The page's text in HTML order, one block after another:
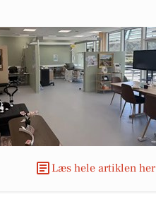
Læs hele artiklen her